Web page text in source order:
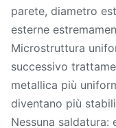
parete, diametro
esterne
Microstruttura
successivo
metallica più
diventano più
Nessuna